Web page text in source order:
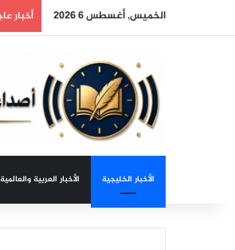
الخميس, أغسطس 6 2026 أخبار
الأخبار الخليجية الأخبار العربية والعالمية